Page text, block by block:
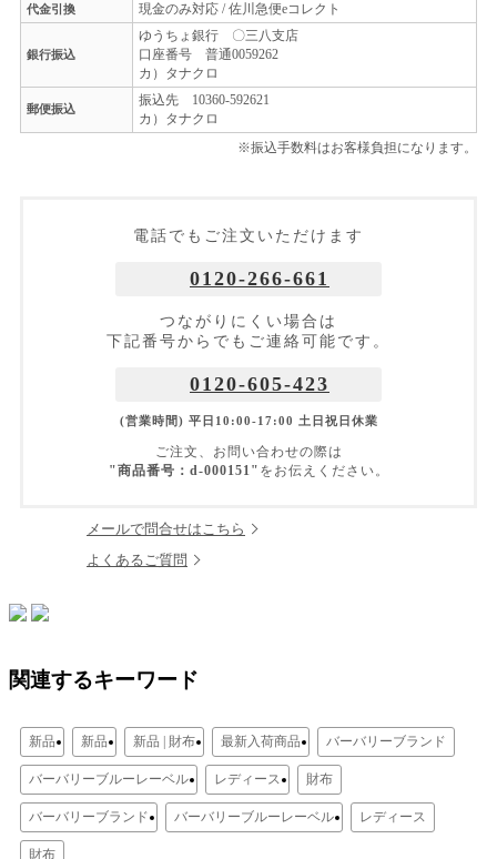
代金引換
現金のみ対応 / 佐川急便eコレクト
銀行振込
ゆうちょ銀行 〇三八支店
口座番号 普通0059262
カ）タナクロ
郵便振込
振込先 10360-592621
カ）タナクロ
※振込手数料はお客様負担になります。
電話でもご注文いただけます
0120-266-661
つながりにくい場合は
下記番号からでもご連絡可能です。
0120-605-423
(営業時間) 平日10:00-17:00 土日祝日休業
ご注文、お問い合わせの際は
"商品番号：d-000151" をお伝えください。
メールで問合せはこちら
よくあるご質問
関連するキーワード
新品 新品 新品 | 財布 最新入荷商品 バーバリーブランド
バーバリーブルーレーベル レディース 財布
バーバリーブランド バーバリーブルーレーベル レディース
財布